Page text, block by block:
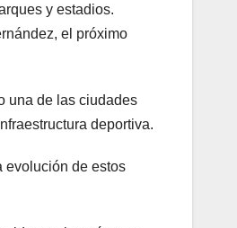
y estadios.
el próximo
una de las ciudades
deportiva.
evolución de estos